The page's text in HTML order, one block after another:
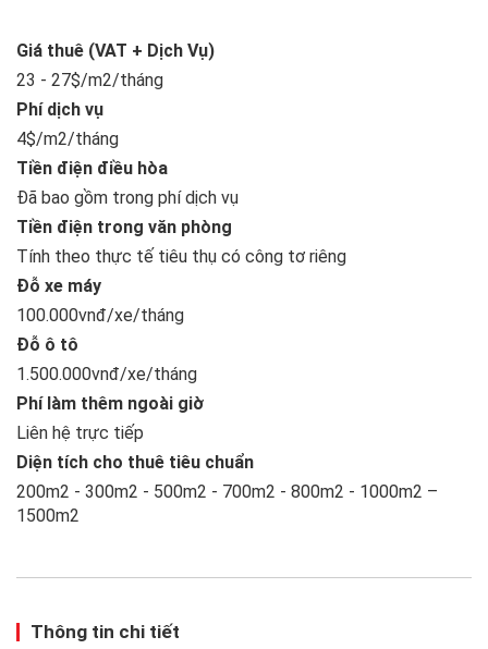
Giá thuê (VAT + Dịch Vụ)
23 - 27$/m2/tháng
Phí dịch vụ
4$/m2/tháng
Tiền điện điều hòa
Đã bao gồm trong phí dịch vụ
Tiền điện trong văn phòng
Tính theo thực tế tiêu thụ có công tơ riêng
Đỗ xe máy
100.000vnđ/xe/tháng
Đỗ ô tô
1.500.000vnđ/xe/tháng
Phí làm thêm ngoài giờ
Liên hệ trực tiếp
Diện tích cho thuê tiêu chuẩn
200m2 - 300m2 - 500m2 - 700m2 - 800m2 - 1000m2 –
1500m2
Thông tin chi tiết